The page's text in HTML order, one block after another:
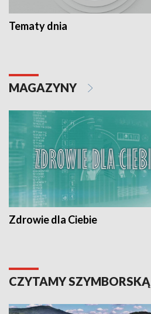
Tematy dnia
MAGAZYNY
Zdrowie dla Ciebie
CZYTAMY SZYMBORSKĄ